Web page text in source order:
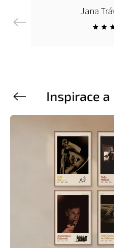
Previous
Jana
Inspirace
Previous